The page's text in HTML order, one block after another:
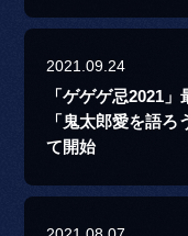
2021.09.24
「ゲゲゲ忌2021
「鬼太郎愛を語
て開始